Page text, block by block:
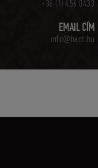
+36 (1) 456 0433
EMAIL CÍM
info@hant.hu